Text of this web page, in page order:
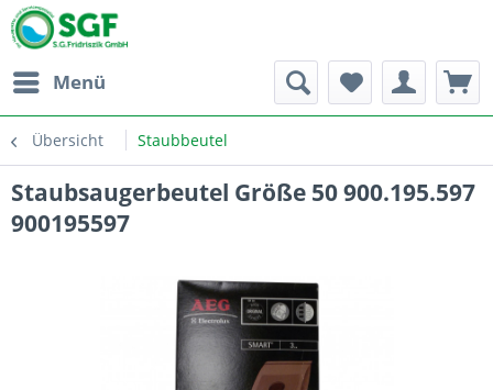
Menü
Übersicht Staubbeutel
Staubsaugerbeutel Größe 50 900.195.597
900195597